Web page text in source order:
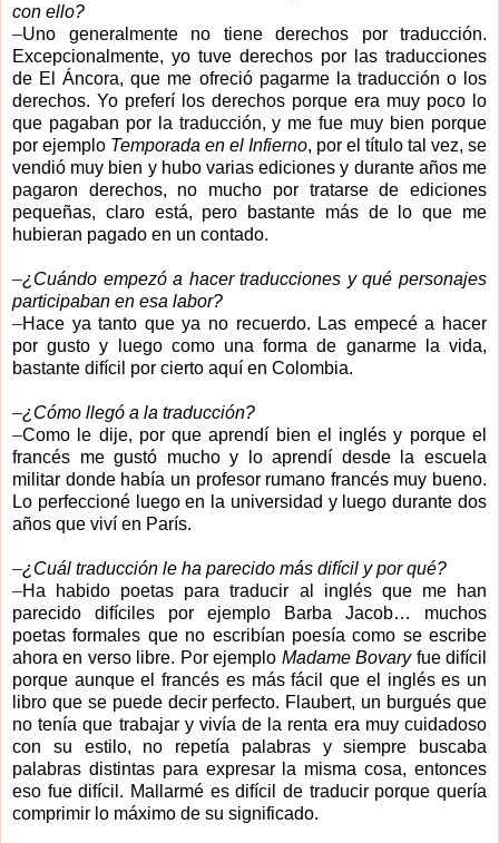
con ello?
–Uno generalmente no tiene derechos por traducción.
Excepcionalmente, yo tuve derechos por las traducciones
de El Áncora, que me ofreció pagarme la traducción o los
derechos. Yo preferí los derechos porque era muy poco lo
que pagaban por la traducción, y me fue muy bien porque
por ejemplo Temporada en el Infierno, por el título tal vez, se
vendió muy bien y hubo varias ediciones y durante años me
pagaron derechos, no mucho por tratarse de ediciones
pequeñas, claro está, pero bastante más de lo que me
hubieran pagado en un contado.
–¿Cuándo empezó a hacer traducciones y qué personajes
participaban en esa labor?
–Hace ya tanto que ya no recuerdo. Las empecé a hacer
por gusto y luego como una forma de ganarme la vida,
bastante difícil por cierto aquí en Colombia.
–¿Cómo llegó a la traducción?
–Como le dije, por que aprendí bien el inglés y porque el
francés me gustó mucho y lo aprendí desde la escuela
militar donde había un profesor rumano francés muy bueno.
Lo perfeccioné luego en la universidad y luego durante dos
años que viví en París.
–¿Cuál traducción le ha parecido más difícil y por qué?
–Ha habido poetas para traducir al inglés que me han
parecido difíciles por ejemplo Barba Jacob… muchos
poetas formales que no escribían poesía como se escribe
ahora en verso libre. Por ejemplo Madame Bovary fue difícil
porque aunque el francés es más fácil que el inglés es un
libro que se puede decir perfecto. Flaubert, un burgués que
no tenía que trabajar y vivía de la renta era muy cuidadoso
con su estilo, no repetía palabras y siempre buscaba
palabras distintas para expresar la misma cosa, entonces
eso fue difícil. Mallarmé es difícil de traducir porque quería
comprimir lo máximo de su significado.